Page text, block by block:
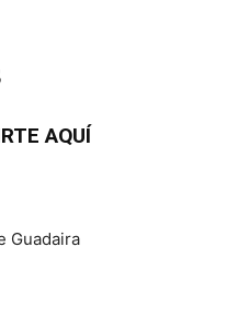
AQUÍ
Guadaira